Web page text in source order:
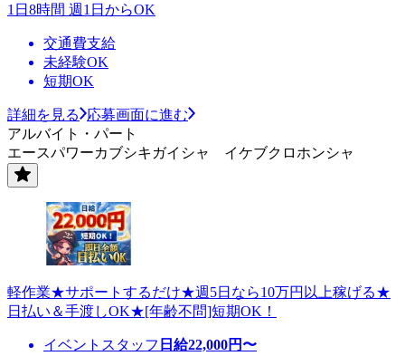
1日8時間 週1日からOK
交通費支給
未経験OK
短期OK
詳細を見る
応募画面に進む
アルバイト・パート
エースパワーカブシキガイシャ イケブクロホンシャ
軽作業★サポートするだけ★週5日なら10万円以上稼げる★
日払い＆手渡しOK★[年齢不問]短期OK！
イベントスタッフ 日給22,000円〜